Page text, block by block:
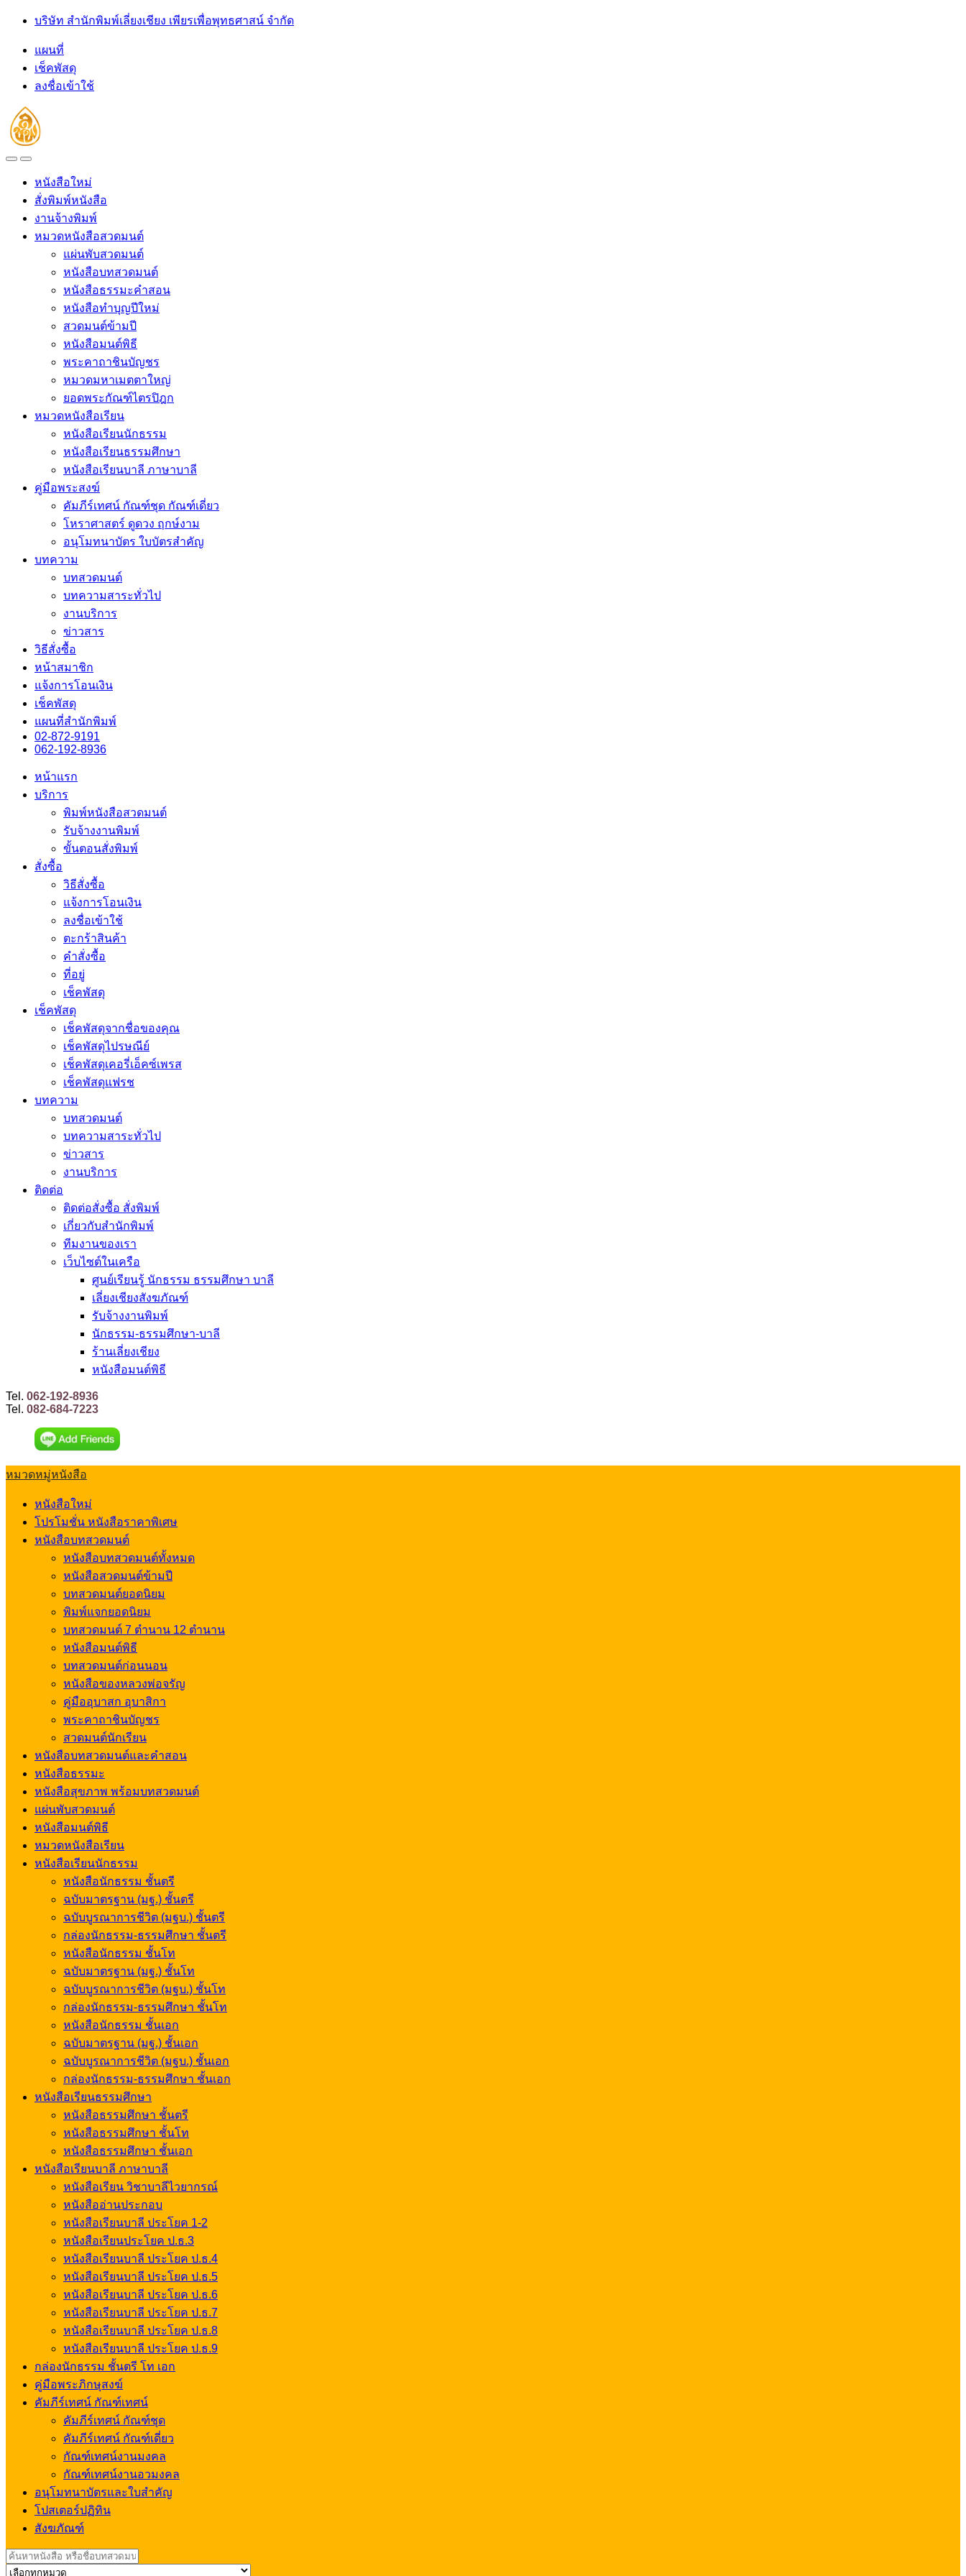
Skip
navigation
Skip
บริษัท สำนักพิมพ์เลี่ยงเชียง เพียรเพื่อพุทธศาสน์ จำกัด
แผนที่
เช็คพัสดุ
ลงชื่อเข้าใช้
OpenClose
หนังสือใหม่
สั่งพิมพ์หนังสือ
งานจ้างพิมพ์
หมวดหนังสือสวดมนต์
แผ่นพับสวดมนต์
หนังสือบทสวดมนต์
หนังสือธรรมะคำสอน
หนังสือทำบุญปีใหม่
สวดมนต์ข้ามปี
หนังสือมนต์พิธี
พระคาถาชินบัญชร
หมวดมหาเมตตาใหญ่
ยอดพระกัณฑ์ไตรปิฎก
หมวดหนังสือเรียน
หนังสือเรียนนักธรรม
หนังสือเรียนธรรมศึกษา
หนังสือเรียนบาลี ภาษาบาลี
คู่มือพระสงฆ์
คัมภีร์เทศน์ กัณฑ์ชุด กัณฑ์เดี่ยว
โหราศาสตร์ ดูดวง ฤกษ์งาม
อนุโมทนาบัตร ใบบัตรสำคัญ
บทความ
บทสวดมนต์
บทความสาระทั่วไป
งานบริการ
ข่าวสาร
วิธีสั่งซื้อ
หน้าสมาชิก
แจ้งการโอนเงิน
เช็คพัสดุ
แผนที่สำนักพิมพ์
02-872-9191
062-192-8936
หน้าแรก
บริการ
พิมพ์หนังสือสวดมนต์
รับจ้างงานพิมพ์
ขั้นตอนสั่งพิมพ์
สั่งซื้อ
วิธีสั่งซื้อ
แจ้งการโอนเงิน
ลงชื่อเข้าใช้
ตะกร้าสินค้า
คำสั่งซื้อ
ที่อยู่
เช็คพัสดุ
เช็คพัสดุ
เช็คพัสดุจากชื่อของคุณ
เช็คพัสดุไปรษณีย์
เช็คพัสดุเคอรี่เอ็คซ์เพรส
เช็คพัสดุแฟรช
บทความ
บทสวดมนต์
บทความสาระทั่วไป
ข่าวสาร
งานบริการ
ติดต่อ
ติดต่อสั่งซื้อ สั่งพิมพ์
เกี่ยวกับสำนักพิมพ์
ทีมงานของเรา
เว็บไซต์ในเครือ
ศูนย์เรียนรู้ นักธรรม ธรรมศึกษา บาลี
เลี่ยงเชียงสังฆภัณฑ์
รับจ้างงานพิมพ์
นักธรรม-ธรรมศึกษา-บาลี
ร้านเลี่ยงเชียง
หนังสือมนต์พิธี
Tel. 062-192-8936
Tel. 082-684-7223
หมวดหมู่หนังสือ
หนังสือใหม่
โปรโมชั่น หนังสือราคาพิเศษ
หนังสือบทสวดมนต์
หนังสือบทสวดมนต์ทั้งหมด
หนังสือสวดมนต์ข้ามปี
บทสวดมนต์ยอดนิยม
พิมพ์แจกยอดนิยม
บทสวดมนต์ 7 ตำนาน 12 ตำนาน
หนังสือมนต์พิธี
บทสวดมนต์ก่อนนอน
หนังสือของหลวงพ่อจรัญ
คู่มืออุบาสก อุบาสิกา
พระคาถาชินบัญชร
สวดมนต์นักเรียน
หนังสือบทสวดมนต์และคำสอน
หนังสือธรรมะ
หนังสือสุขภาพ พร้อมบทสวดมนต์
แผ่นพับสวดมนต์
หนังสือมนต์พิธี
หมวดหนังสือเรียน
หนังสือเรียนนักธรรม
หนังสือนักธรรม ชั้นตรี
ฉบับมาตรฐาน (มฐ.) ชั้นตรี
ฉบับบูรณาการชีวิต (มฐบ.) ชั้นตรี
กล่องนักธรรม-ธรรมศึกษา ชั้นตรี
หนังสือนักธรรม ชั้นโท
ฉบับมาตรฐาน (มฐ.) ชั้นโท
ฉบับบูรณาการชีวิต (มฐบ.) ชั้นโท
กล่องนักธรรม-ธรรมศึกษา ชั้นโท
หนังสือนักธรรม ชั้นเอก
ฉบับมาตรฐาน (มฐ.) ชั้นเอก
ฉบับบูรณาการชีวิต (มฐบ.) ชั้นเอก
กล่องนักธรรม-ธรรมศึกษา ชั้นเอก
หนังสือเรียนธรรมศึกษา
หนังสือธรรมศึกษา ชั้นตรี
หนังสือธรรมศึกษา ชั้นโท
หนังสือธรรมศึกษา ชั้นเอก
หนังสือเรียนบาลี ภาษาบาลี
หนังสือเรียน วิชาบาลีไวยากรณ์
หนังสืออ่านประกอบ
หนังสือเรียนบาลี ประโยค 1-2
หนังสือเรียนประโยค ป.ธ.3
หนังสือเรียนบาลี ประโยค ป.ธ.4
หนังสือเรียนบาลี ประโยค ป.ธ.5
หนังสือเรียนบาลี ประโยค ป.ธ.6
หนังสือเรียนบาลี ประโยค ป.ธ.7
หนังสือเรียนบาลี ประโยค ป.ธ.8
หนังสือเรียนบาลี ประโยค ป.ธ.9
กล่องนักธรรม ชั้นตรี โท เอก
คู่มือพระภิกษุสงฆ์
คัมภีร์เทศน์ กัณฑ์เทศน์
คัมภีร์เทศน์ กัณฑ์ชุด
คัมภีร์เทศน์ กัณฑ์เดี่ยว
กัณฑ์เทศน์งานมงคล
กัณฑ์เทศน์งานอวมงคล
อนุโมทนาบัตรและใบสำคัญ
โปสเตอร์ปฏิทิน
สังฆภัณฑ์
Search
for: